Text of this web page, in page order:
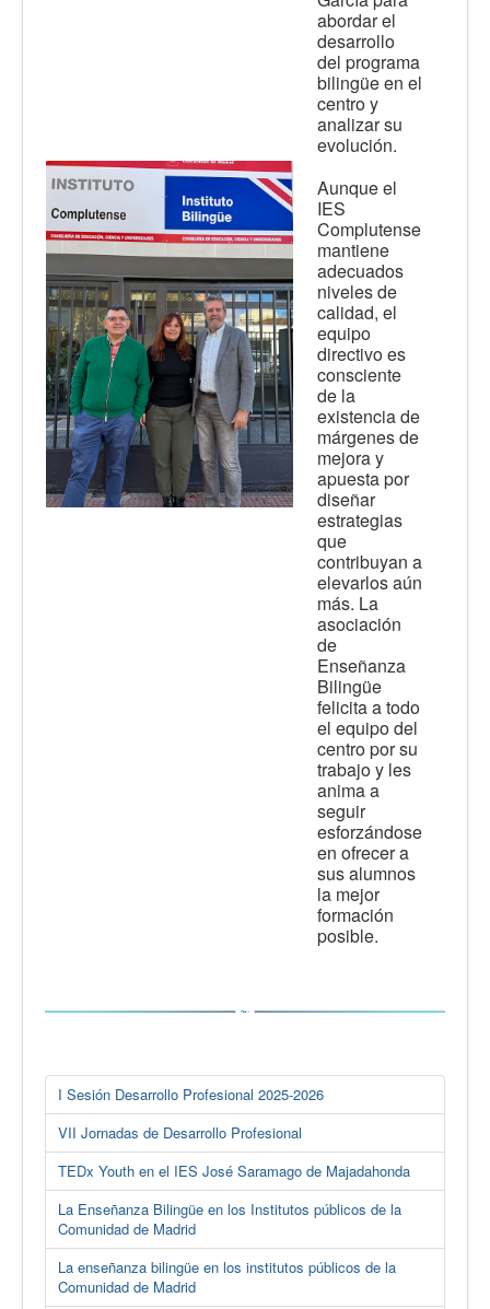
abordar el
desarrollo
del programa
bilingüe en el
centro y
analizar su
evolución.
Aunque el
IES
Complutense
mantiene
adecuados
niveles de
calidad, el
equipo
directivo es
consciente
de la
existencia de
márgenes de
mejora y
apuesta por
diseñar
estrategias
que
contribuyan a
elevarlos aún
más. La
asociación
de
Enseñanza
Bilingüe
felicita a todo
el equipo del
centro por su
trabajo y les
anima a
seguir
esforzándose
en ofrecer a
sus alumnos
la mejor
formación
posible.
I Sesión Desarrollo Profesional 2025-2026
VII Jornadas de Desarrollo Profesional
TEDx Youth en el IES José Saramago de Majadahonda
La Enseñanza Bilingüe en los Institutos públicos de la
Comunidad de Madrid
La enseñanza bilingüe en los institutos públicos de la
Comunidad de Madrid